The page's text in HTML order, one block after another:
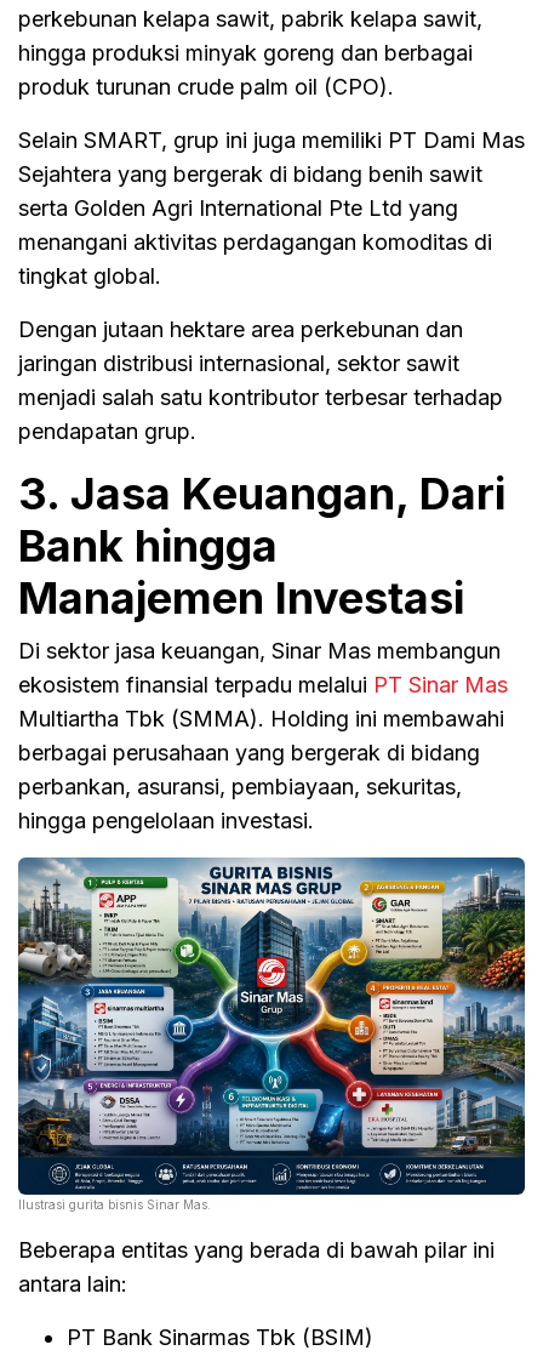
perkebunan kelapa sawit, pabrik kelapa sawit,
hingga produksi minyak goreng dan berbagai
produk turunan crude palm oil (CPO).
Selain SMART, grup ini juga memiliki PT Dami Mas
Sejahtera yang bergerak di bidang benih sawit
serta Golden Agri International Pte Ltd yang
menangani aktivitas perdagangan komoditas di
tingkat global.
Dengan jutaan hektare area perkebunan dan
jaringan distribusi internasional, sektor sawit
menjadi salah satu kontributor terbesar terhadap
pendapatan grup.
3. Jasa Keuangan, Dari
Bank hingga
Manajemen Investasi
Di sektor jasa keuangan, Sinar Mas membangun
ekosistem finansial terpadu melalui PT Sinar Mas
Multiartha Tbk (SMMA). Holding ini membawahi
berbagai perusahaan yang bergerak di bidang
perbankan, asuransi, pembiayaan, sekuritas,
hingga pengelolaan investasi.
Ilustrasi gurita bisnis Sinar Mas.
Beberapa entitas yang berada di bawah pilar ini
antara lain:
PT Bank Sinarmas Tbk (BSIM)